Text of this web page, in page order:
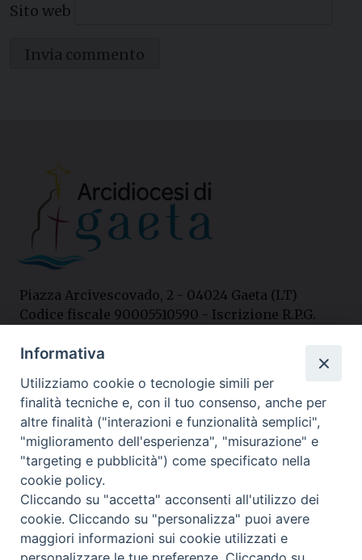
Sito web
Piazza Arcivescovado, 2 - 04024 Gaeta (LT)
Codice fiscale 90005510590 - Iscrizione R.P.G.
Contatti
Curia
Tel. 0771.740341
Palazzo De Vio
Tel. 0771.464088
I nostri social
Informativa
Utilizziamo cookie o tecnologie simili per
finalità tecniche e, con il tuo consenso, anche per
altre finalità ("interazioni e funzionalità semplici",
"miglioramento dell'esperienza", "misurazione" e
"targeting e pubblicità") come specificato nella
cookie policy.
Cliccando su "accetta" acconsenti all'utilizzo dei
cookie. Cliccando su "personalizza" puoi avere
maggiori informazioni sui cookie utilizzati e